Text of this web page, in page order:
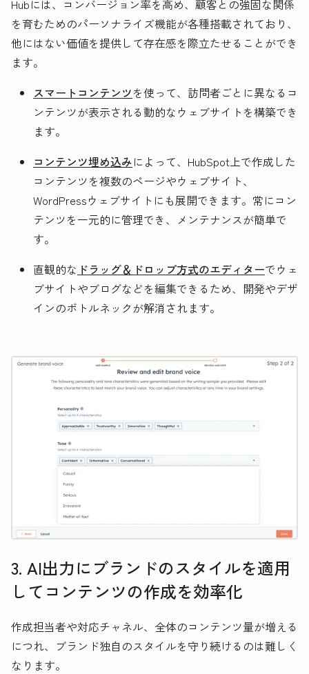
Hubには、コンバージョン率を高め、顧客との強固な関係
を育むためのパーソナライズ機能が各種搭載されており、
他にはない価値を提供して存在感を際立たせることができ
ます。
スマートコンテンツを使って、訪問者ごとに異なるコ
ンテンツが表示される動的なウェブサイトを構築でき
ます。
コンテンツ埋め込みによって、HubSpot上で作成した
コンテンツを複数のページやウェブサイト、
WordPressウェブサイトにも展開できます。常にコン
テンツを一元的に管理でき、メンテナンスが簡単で
す。
直観的な ドラッグ＆ドロップ方式のエディターでウェ
ブサイトやブログなどを編集できるため、開発やデザ
インのボトルネックが解消されます。
3. AI出力にブランドのスタイルを適用
してコンテンツの作成を効率化
作成担当者や対応チャネル、全体のコンテンツ量が増える
につれ、ブランド独自のスタイルを守り続けるのは難しく
なります。